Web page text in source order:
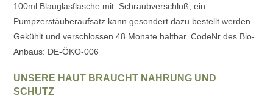
100ml Blauglasflasche mit Schraubverschluß; ein
Pumpzerstäuberaufsatz kann gesondert dazu bestellt werden.
Gekühlt und verschlossen 48 Monate haltbar. CodeNr des Bio-
Anbaus: DE-ÖKO-006
UNSERE HAUT BRAUCHT NAHRUNG UND
SCHUTZ